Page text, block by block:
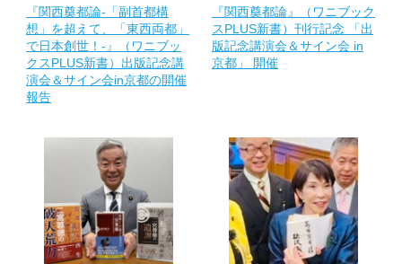
『関西奠都論-「副首都構
想」を超えて、「東西両都」
で日本創世！-』（ワニブッ
クスPLUS新書）出版記念講
演会＆サイン会in京都の開催
報告
『関西奠都論』（ワニブック
スPLUS新書）刊行記念 「出
版記念講演会＆サイン会 in
京都」 開催